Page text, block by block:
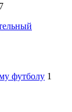
футболу 1